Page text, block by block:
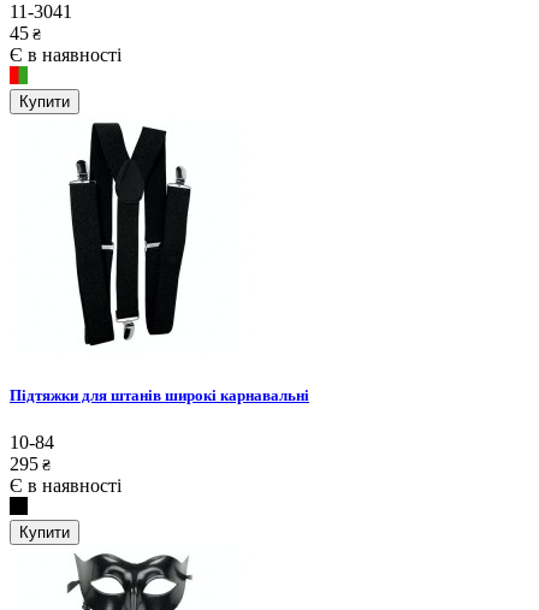
11-3041
45 ₴
Є в наявності
Купити
Підтяжки для штанів широкі карнавальні
10-84
295 ₴
Є в наявності
Купити